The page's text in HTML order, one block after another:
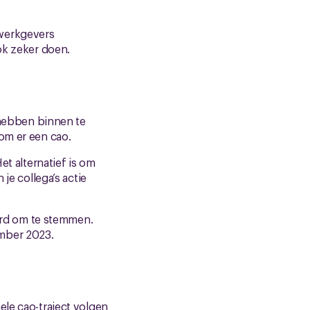
zeker doen.
binnen te
er een cao.
alternatief is om
collega’s actie
om te stemmen.
2023.
cao-traject volgen